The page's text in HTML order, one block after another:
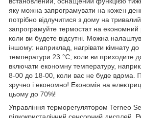
яку можна запрограмувати на кожен
потрібно відлучитися з дому на
запрограмуйте термостат на
коли ви будете відсутні. Можна
іншому: наприклад, нагрівати кімнату
температури 23 °C, коли ви приходите
включати економну температуру,
8-00 до 18-00, коли вас не буде вдома.
зручно і економно! Економія на
цьому до 70%!
Управління терморегулятором Terneo
рідкокристалічний сенсорний дисплей.